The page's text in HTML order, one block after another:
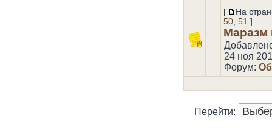
[
На
50 51 ]
Маразм
24 ноя
Форум:
Перейти: